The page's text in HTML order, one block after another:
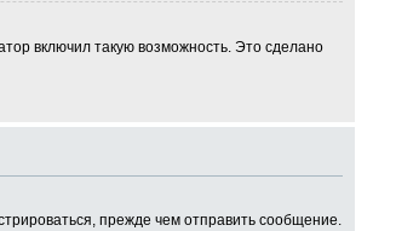
включил такую возможность. Это сделано
прежде чем отправить сообщение.